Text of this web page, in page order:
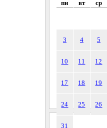
пн вт ср
3 4 5
10 11 12
17 18 19
24 25 26
31